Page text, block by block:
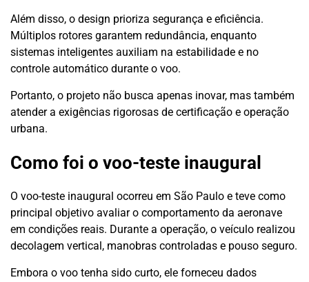
Além disso, o design prioriza segurança e eficiência.
Múltiplos rotores garantem redundância, enquanto
sistemas inteligentes auxiliam na estabilidade e no
controle automático durante o voo.
Portanto, o projeto não busca apenas inovar, mas também
atender a exigências rigorosas de certificação e operação
urbana.
Como foi o voo-teste inaugural
O voo-teste inaugural ocorreu em São Paulo e teve como
principal objetivo avaliar o comportamento da aeronave
em condições reais. Durante a operação, o veículo realizou
decolagem vertical, manobras controladas e pouso seguro.
Embora o voo tenha sido curto, ele forneceu dados